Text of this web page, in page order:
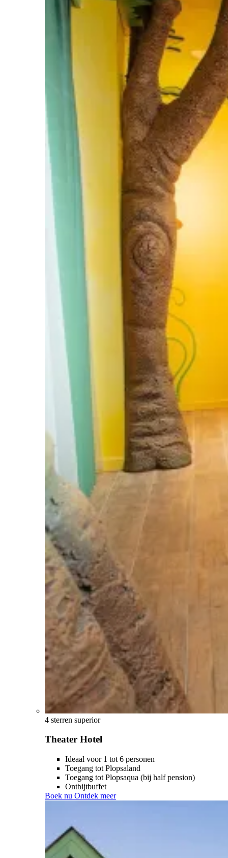
4 sterren superior
Theater Hotel
Ideaal voor 1 tot 6 personen
Toegang tot Plopsaland
Toegang tot Plopsaqua (bij half pension)
Ontbijtbuffet
Boek nu Ontdek meer